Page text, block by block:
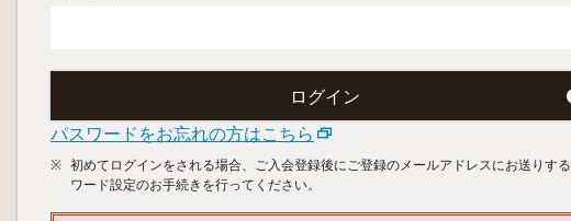
パスワードをお忘れの方はこちら
初めてログインをされる場合、ご入会登録後にご登録のメールアドレスにお送りす
ワード設定のお手続きを行ってください。